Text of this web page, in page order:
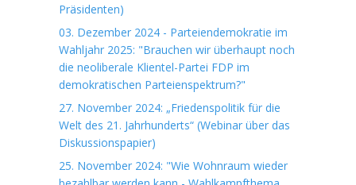
Präsidenten)
03. Dezember 2024 - Parteiendemokratie im
Wahljahr 2025: "Brauchen wir überhaupt noch
die neoliberale Klientel-Partei FDP im
demokratischen Parteienspektrum?"
27. November 2024: „Friedenspolitik für die
Welt des 21. Jahrhunderts“ (Webinar über das
Diskussionspapier)
25. November 2024: "Wie Wohnraum wieder